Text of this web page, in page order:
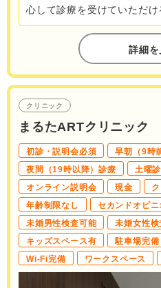
心して診療を受けていただけ
詳細を
クリニック
まるたARTクリニック
初診・説明会必須
早朝（9時
夜間（19時以降）診療
土曜
オンライン説明会
現金
年齢制限なし
セカンドオピ
未婚男性検査可能
未婚女性
キッズスペース有
駐車場完備
Wi-Fi完備
ワークスペース